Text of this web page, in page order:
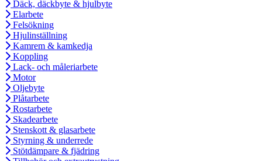
Däck, däckbyte & hjulbyte
Elarbete
Felsökning
Hjulinställning
Kamrem & kamkedja
Koppling
Lack- och måleriarbete
Motor
Oljebyte
Plåtarbete
Rostarbete
Skadearbete
Stenskott & glasarbete
Styrning & underrede
Stötdämpare & fjädring